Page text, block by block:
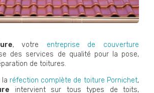
, votre entreprise de couverture
des services de qualité pour la pose,
de toitures.
la réfection complète de toiture Pornichet,
intervient sur tous types de toits,